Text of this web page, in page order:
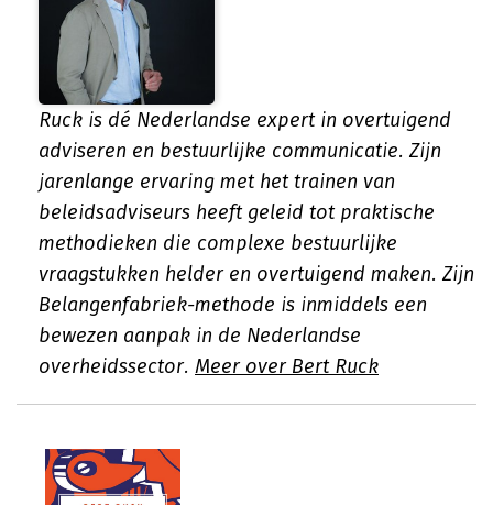
Ruck is dé Nederlandse expert in overtuigend
adviseren en bestuurlijke communicatie. Zijn
jarenlange ervaring met het trainen van
beleidsadviseurs heeft geleid tot praktische
methodieken die complexe bestuurlijke
vraagstukken helder en overtuigend maken. Zijn
Belangenfabriek-methode is inmiddels een
bewezen aanpak in de Nederlandse
overheidssector. Meer over Bert Ruck